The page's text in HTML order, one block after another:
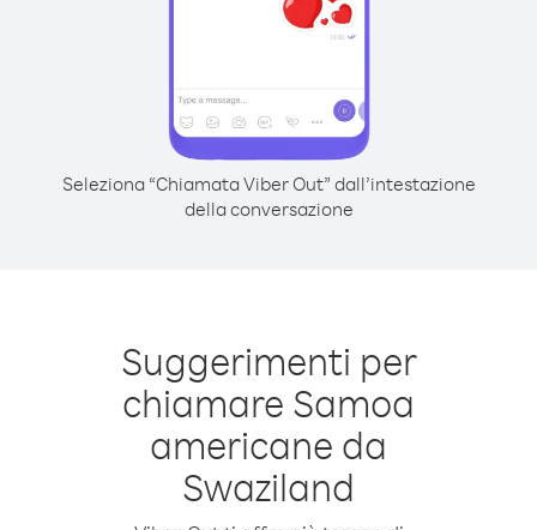
Seleziona “Chiamata Viber Out” dall’intestazione
della conversazione
Suggerimenti per
chiamare Samoa
americane da
Swaziland